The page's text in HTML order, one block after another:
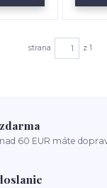
strana z 1
60 EUR máte